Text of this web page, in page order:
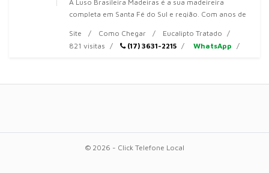
A Luso Brasileira Madeiras é a sua madeireira
completa em Santa Fé do Sul e região. Com anos de
Site
Como Chegar
Eucalipto Tratado
821 visitas
(17) 3631-2215 WhatsApp
© 2026 - Click Telefone Local